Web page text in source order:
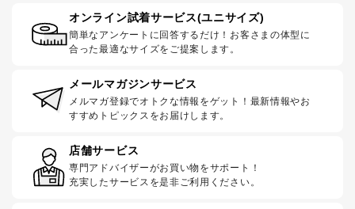
オンライン試着サービス(ユニサイズ)
簡単なアンケートに回答するだけ！お客さまの体型に
合った最適なサイズをご提案します。
メールマガジンサービス
メルマガ登録でオトクな情報をゲット！最新情報やお
すすめトピックスをお届けします。
店舗サービス
専門アドバイザーがお買い物をサポート！
充実したサービスを是非ご利用ください。